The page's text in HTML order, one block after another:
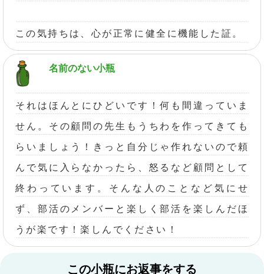
この気持ちは、心が正常に健全に機能した証。
名前のない小瓶
それはほんとにひどいです！何も間違っていま
せん。その顧問の先生もうちわを作ってきても
らいましょう！きっと自分じゃ作れないので頼
んで気に入らなかったら、怒るなど顧問として
終わっています。そんな人のことなど気にせ
ず、部活のメンバーと楽しく部活を楽しんだほ
うが楽です！楽しんでください！
この小瓶にお返事をする